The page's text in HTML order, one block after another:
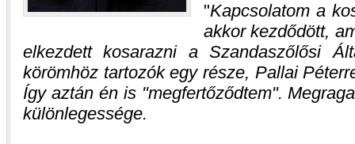
Kapcsolatom a
akkor kezdődött,
elkezdett kosarazni a Szandaszőlősi
körömhöz tartozók egy része, Pallai
Így aztán én is "megfertőződtem".
különlegessége.